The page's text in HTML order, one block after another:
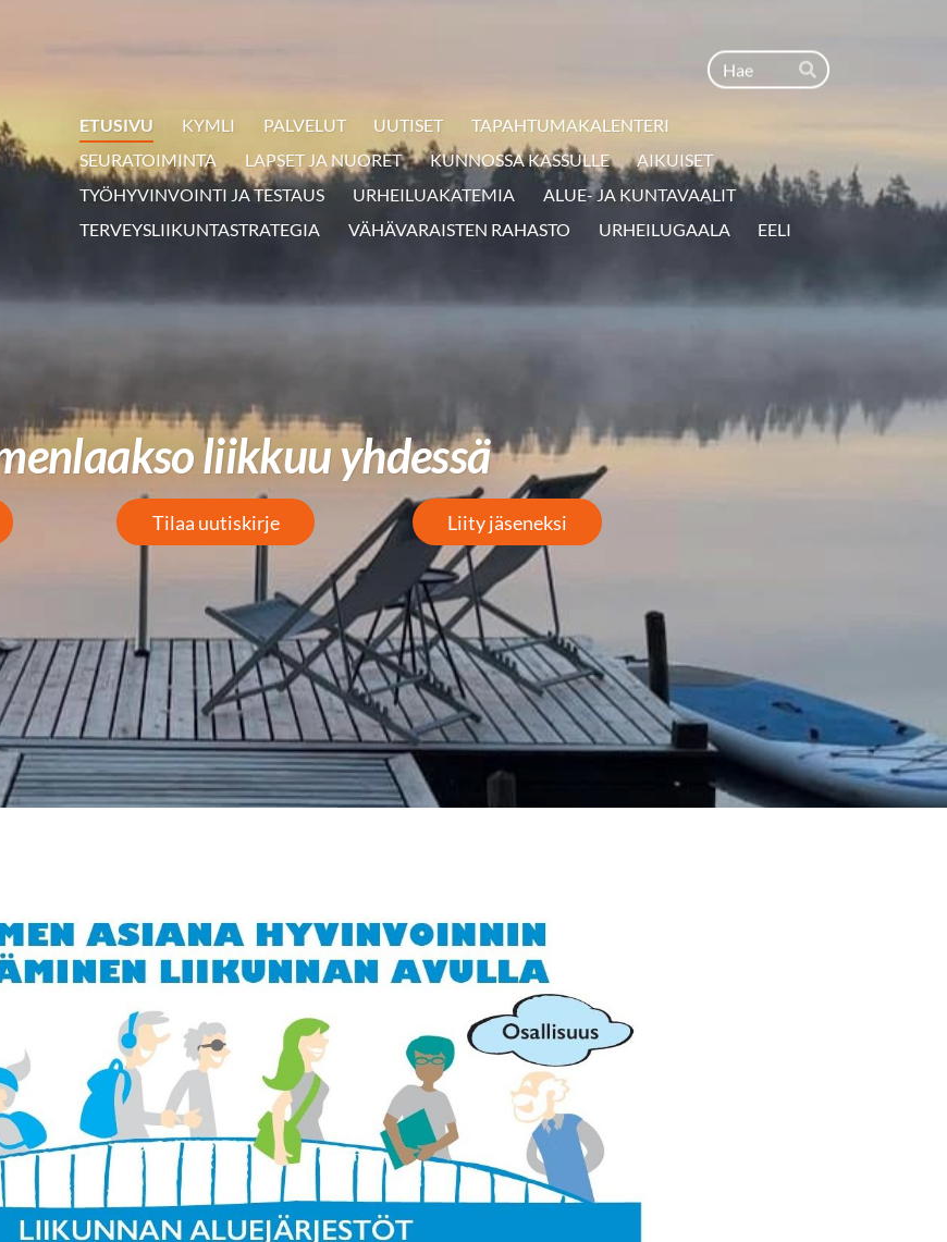
Haku
Hae
ETUSIVU KYMLI PALVELUT UUTISET
TAPAHTUMAKALENTERI
SEURATOIMINTA
LAPSET JA NUORET KUNNOSSA KASSULLE
AIKUISET
TYÖHYVINVOINTI JA TESTAUS
URHEILUAKATEMIA
ALUE- JA KUNTAVAALIT
TERVEYSLIIKUNTASTRATEGIA
VÄHÄVARAISTEN RAHASTO URHEILUGAALA EELI
liikkuu yhdessä
Tilaa uutiskirje Liity jäseneksi